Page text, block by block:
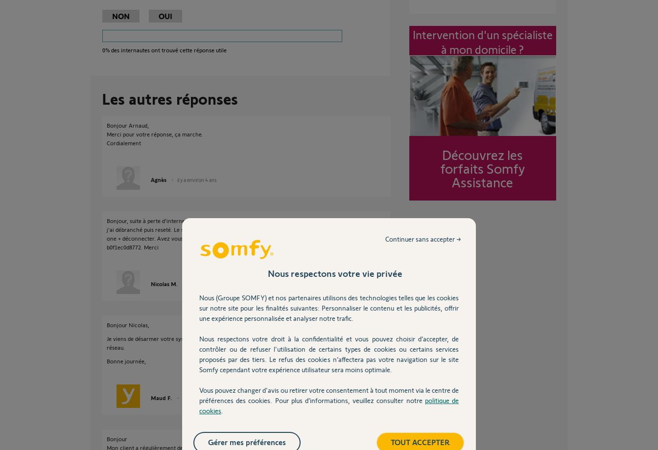
NON OUI
0% des internautes ont trouvé cette réponse utile
Les autres réponses
Bonjour Arnaud,
Merci pour votre réponse, ça marche.
Cordialement
Agnès il y a environ 4 ans
Bonjour, suite à perte d'internet nous n'avons pas pu couper l'alarme one+, pour la coupé
j'ai débranché puis reseté. Le sous que sur l'application l'alarme est toujours active et le
one + déconnecter. Avez vous une solution pour réinitialiser le one +. L'adresse mac est
b0f1ec0d8772. Merci
Nicolas M.
Bonjour Nicolas,
Je viens de désarmer votre système. Vous pouvez tenter de reconnecter la One sur votre
réseau.
Bonne journée,
Maud F. il y a presque 4 ans
Bonjour
Mon client a régulièrement de brève coupure internet (très souvent la nuit).
Intervention d'un spécialiste
à mon domicile ?
Découvrez les
forfaits Somfy
Assistance
Nous respectons votre vie privée
Nous (Groupe SOMFY) et nos partenaires utilisons des technologies telles que les cookies
sur notre site pour les finalités suivantes: Personnaliser le contenu et les publicités, offrir
une expérience personnalisée et analyser notre trafic.
Nous respectons votre droit à la confidentialité et vous pouvez choisir d’accepter, de
contrôler ou de refuser l'utilisation de certains types de cookies ou certains services
proposés par des tiers. Le refus des cookies n’affectera pas votre navigation sur le site
Somfy cependant votre expérience utilisateur sera moins optimale.
Vous pouvez changer d'avis ou retirer votre consentement à tout moment via le centre de
préférences des cookies. Pour plus d’informations, veuillez consulter notre politique de
cookies
Continuer sans accepter →
TOUT ACCEPTER
Gérer mes préférences